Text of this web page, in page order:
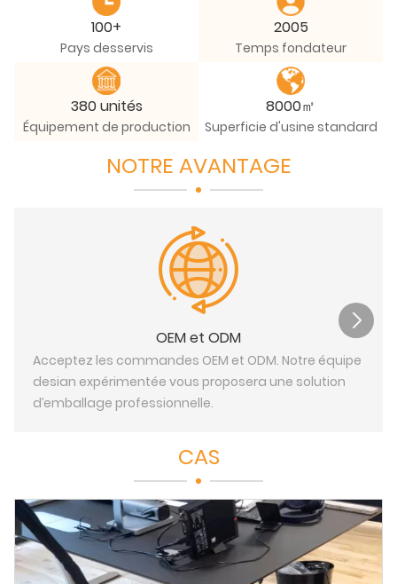
UL, CSA, sans halogène et REACH. Application des produits :
électronique grand public, câblage intérieur, automobile,
ingénierie électrique, train à grande vitesse.
Nous disposons d'une licence d'importation et
d'exportation autonome, certifiée ISO 9001 : 2015, et avons
des commandes contractuelles sur les marchés
nationaux et internationaux pour notre qualité supérieure
100+
Pays desservis
2005
Temps fondateur
380 unités
Équipement de production
8000㎡
Superficie d'usine standard
NOTRE AVANTAGE
OEM et ODM
Acceptez les commandes OEM et ODM. Notre équipe
desian expérimentée vous proposera une solution
d’emballage professionnelle.
CAS